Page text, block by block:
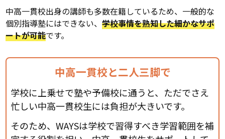
中高一貫校出身の講師も多数在籍しているため、一般的な
個別指導塾にはできない、学校事情を熟知した細かなサポ
ートが可能です。
中高一貫校と二人三脚で
学校に上乗せで塾や予備校に通うと、ただでさえ
忙しい中高一貫校生には負担が大きいです。
そのため、WAYSは学校で習得すべき学習範囲を補